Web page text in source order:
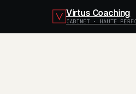
Virtus Coaching
CABINET · HAUTE